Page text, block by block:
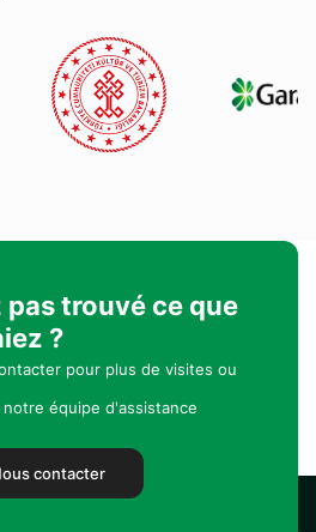
pas trouvé ce que
?
pour plus de visites ou
équipe d'assistance
contacter